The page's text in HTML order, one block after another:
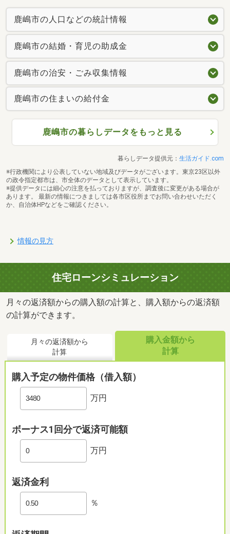
鹿嶋市の人口などの統計情報
鹿嶋市の結婚・育児の助成金
鹿嶋市の治安・ごみ収集情報
鹿嶋市の住まいの給付金
鹿嶋市の暮らしデータをもっと見る
暮らしデータ提供元： 生活ガイド.com
※行政機関により公表していない地域及びデータがございます。東京23区以外
の政令指定都市は、市全体のデータとして表示しています。
※提供データには細心の注意を払っておりますが、調査後に変更がある場合が
あります。 最新の情報につきましては各市区役所までお問い合わせいただく
か、自治体HPなどをご確認ください。
情報の見方
住宅ローンシミュレーション
月々の返済額からの購入額の計算と、購入額からの返済額
の計算ができます。
月々の返済額から
計算
購入金額から
計算
購入予定の物件価格（借入額）
万円
ボーナス1回分で返済可能額
万円
返済金利
％